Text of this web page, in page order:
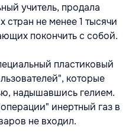
учитель, продала
не менее 1 тысячи
покончить с собой.
пластиковый
которые
надышавшись гелием.
инертный газ в
не входил.